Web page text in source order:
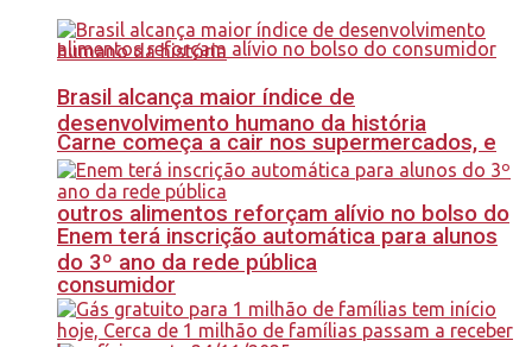
Carne começa a cair nos supermercados, e
outros alimentos reforçam alívio no bolso do
consumidor
Brasil alcança maior índice de
desenvolvimento humano da história
Enem terá inscrição automática para alunos
do 3º ano da rede pública